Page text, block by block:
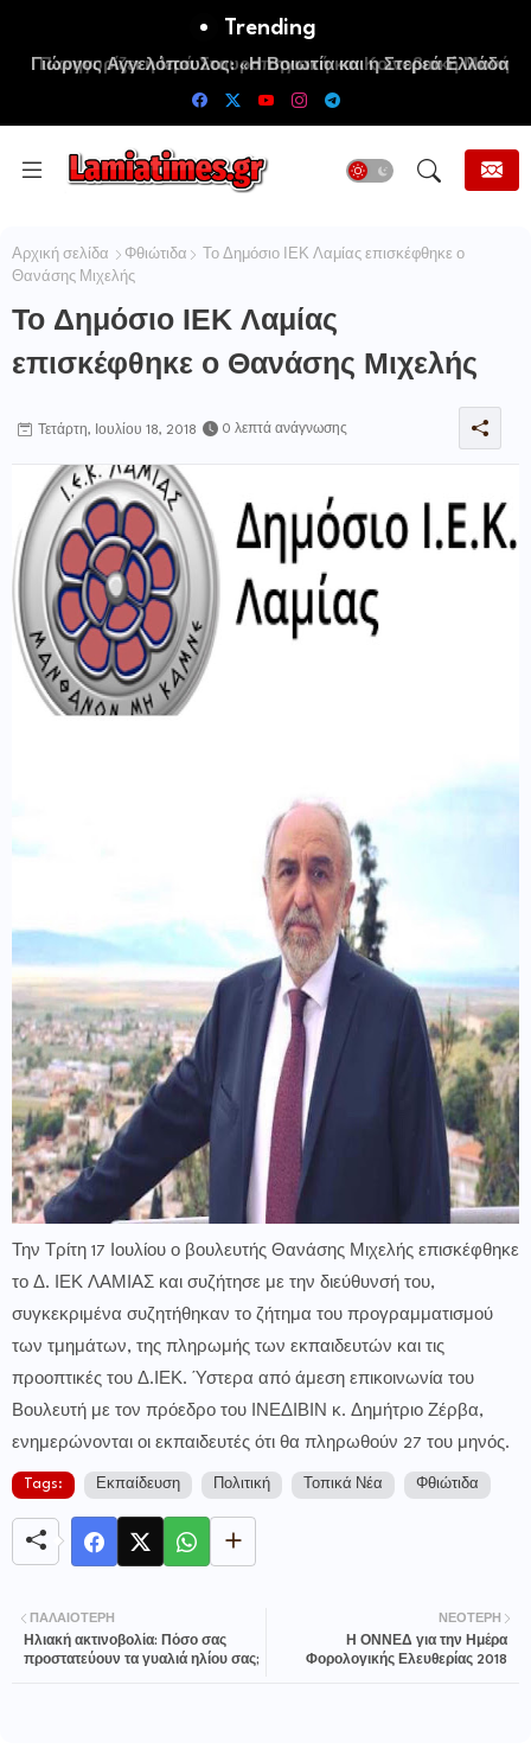
Trending
Πανηγυρίζει η Ιερά Σταυροπηγιακή και Κοινοβιακή Μονή
Μεταμορφώσεως του Σωτήρος Καμενων Βουρλων (Μονή
Αρχική σελίδα Φθιώτιδα
Το Δημόσιο ΙΕΚ Λαμίας επισκέφθηκε ο
Θανάσης Μιχελής
Το Δημόσιο ΙΕΚ Λαμίας
επισκέφθηκε ο Θανάσης Μιχελής
Τετάρτη, Ιουλίου 18, 2018 0 λεπτά ανάγνωσης
Την Τρίτη 17 Ιουλίου ο βουλευτής Θανάσης Μιχελής επισκέφθηκε
το Δ. ΙΕΚ ΛΑΜΙΑΣ και συζήτησε με την διεύθυνσή του,
συγκεκριμένα συζητήθηκαν το ζήτημα του προγραμματισμού
των τμημάτων, της πληρωμής των εκπαιδευτών και τις
προοπτικές του Δ.ΙΕΚ. Ύστερα από άμεση επικοινωνία του
Βουλευτή με τον πρόεδρο του ΙΝΕΔΙΒΙΝ κ. Δημήτριο Ζέρβα,
ενημερώνονται οι εκπαιδευτές ότι θα πληρωθούν 27 του μηνός.
Tags: Εκπαίδευση Πολιτική Τοπικά Νέα Φθιώτιδα
ΝΕΌΤΕΡΗ
Η ΟΝΝΕΔ για την Ημέρα
Φορολογικής Ελευθερίας 2018
ΠΑΛΑΙΌΤΕΡΗ
Ηλιακή ακτινοβολία: Πόσο σας
προστατεύουν τα γυαλιά ηλίου σας;